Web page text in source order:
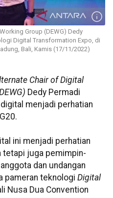
Group (DEWG) Dedy
Digital Transformation Expo, di
Bali, Kamis (17/11/2022)
Chair of Digital
Dedy Permadi
menjadi perhatian
ini menjadi perhatian
tetapi juga pemimpin-
dan undangan
pameran teknologi Digital
Nusa Dua Convention